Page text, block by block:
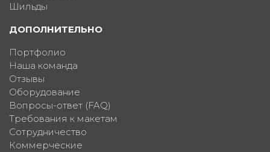
Шильды
ДОПОЛНИТЕЛЬНО
Портфолио
Наша команда
Отзывы
Оборудование
Вопросы-ответ (FAQ)
Требования к макетам
Сотрудничество
Коммерческие